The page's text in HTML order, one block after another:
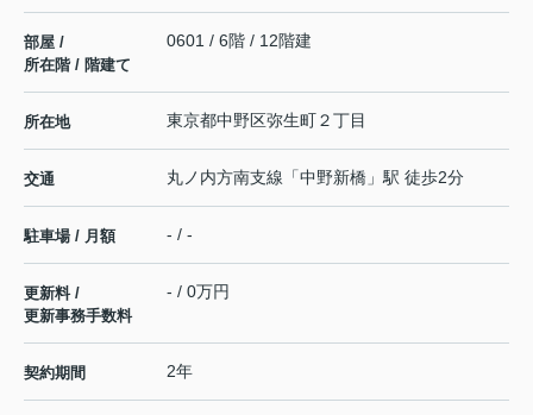
部屋 /
所在階 / 階建て
0601 / 6階 / 12階建
所在地 東京都中野区弥生町２丁目
交通 丸ノ内方南支線 「中野新橋 」駅 徒歩2分
駐車場 / 月額 - / -
更新料 /
更新事務手数料
- / 0万円
契約期間 2年